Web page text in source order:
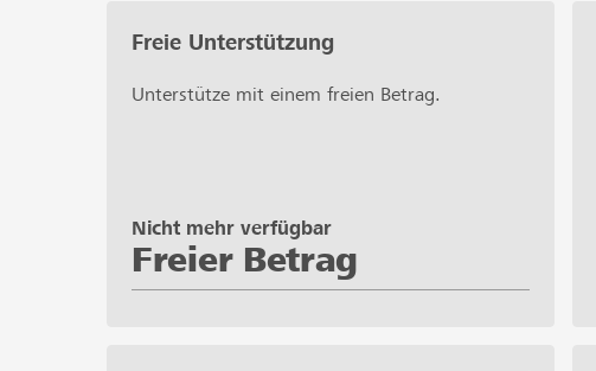
Freie Unterstützung
Unterstütze mit einem freien Betrag.
Freier Betrag
Nicht mehr verfügbar